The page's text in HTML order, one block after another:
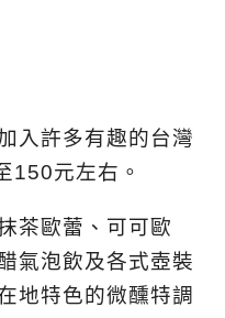
入許多有趣的台灣
150元左右。
茶歐蕾、可可歐
氣泡飲及各式壺裝
地特色的微醺特調